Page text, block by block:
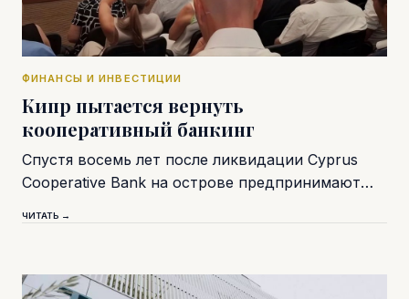
ФИНАНСЫ И ИНВЕСТИЦИИ
Кипр пытается вернуть
кооперативный банкинг
Спустя восемь лет после ликвидации Cyprus
Cooperative Bank на острове предпринимают…
ЧИТАТЬ →